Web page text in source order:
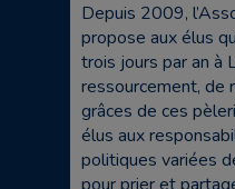
Depuis 2009,
propose aux élus
trois jours par an à
ressourcement, de
grâces de ces
élus aux
politiques variées